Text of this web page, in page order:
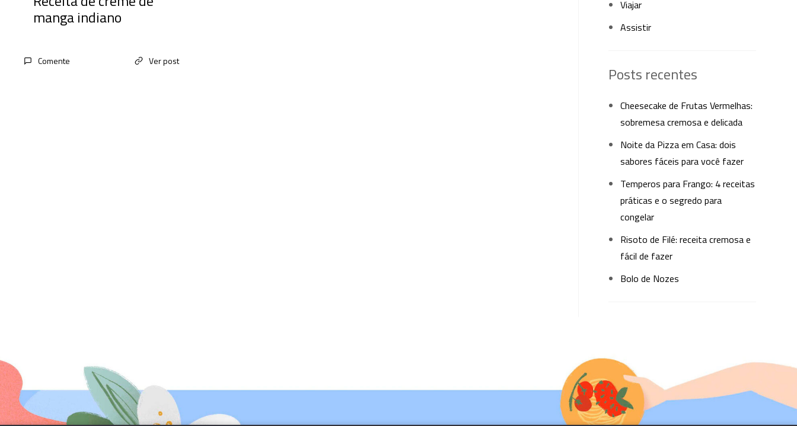
manga indiano
Comente Ver post
Viajar
Assistir
Posts recentes
Cheesecake de Frutas Vermelhas:
sobremesa cremosa e delicada
Noite da Pizza em Casa: dois
sabores fáceis para você fazer
Temperos para Frango: 4 receitas
práticas e o segredo para
congelar
Risoto de Filé: receita cremosa e
fácil de fazer
Bolo de Nozes